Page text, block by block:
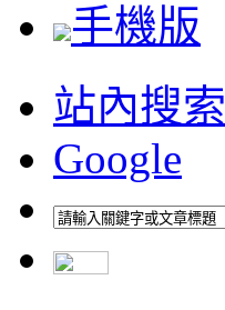
手機版
站內搜索
Google